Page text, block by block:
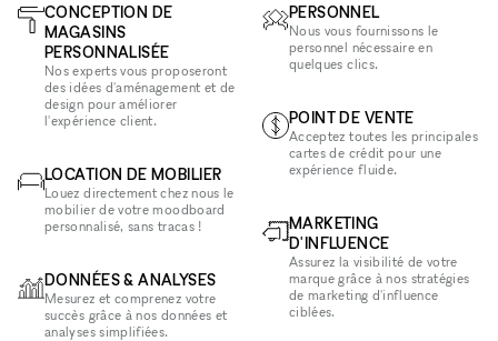
CONCEPTION DE
MAGASINS
PERSONNALISÉE
Nos experts vous proposeront
des idées d'aménagement et de
design pour améliorer
l'expérience client.
LOCATION DE MOBILIER
Louez directement chez nous le
mobilier de votre moodboard
personnalisé, sans tracas !
DONNÉES & ANALYSES
Mesurez et comprenez votre
succès grâce à nos données et
analyses simplifiées.
PERSONNEL
Nous vous fournissons le
personnel nécessaire en
quelques clics.
POINT DE VENTE
Acceptez toutes les principales
cartes de crédit pour une
expérience fluide.
MARKETING
D'INFLUENCE
Assurez la visibilité de votre
marque grâce à nos stratégies
de marketing d'influence
ciblées.